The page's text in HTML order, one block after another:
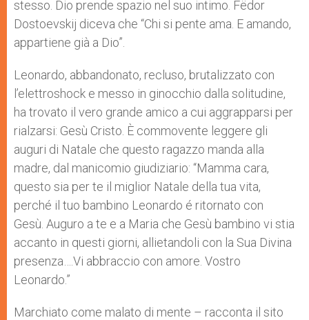
stesso. Dio prende spazio nel suo intimo. Fëdor
Dostoevskij diceva che “Chi si pente ama. E amando,
appartiene già a Dio”.
Leonardo, abbandonato, recluso, brutalizzato con
l’elettroshock e messo in ginocchio dalla solitudine,
ha trovato il vero grande amico a cui aggrapparsi per
rialzarsi: Gesù Cristo. È commovente leggere gli
auguri di Natale che questo ragazzo manda alla
madre, dal manicomio giudiziario: “Mamma cara,
questo sia per te il miglior Natale della tua vita,
perché il tuo bambino Leonardo é ritornato con
Gesù. Auguro a te e a Maria che Gesù bambino vi stia
accanto in questi giorni, allietandoli con la Sua Divina
presenza….Vi abbraccio con amore. Vostro
Leonardo.”
Marchiato come malato di mente – racconta il sito